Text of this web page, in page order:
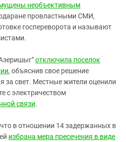
необъективным
провластными СМИ,
госпереворота и называют
отключила поселок
, объяснив свое решение
за свет. Местные жители оценили
с электричеством
связи.
в отношении 14 задержанных в
избрана мера пресечения в виде